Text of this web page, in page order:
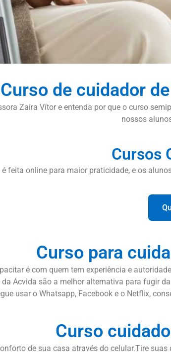
Curso de cuidador
Zaira Vítor e entenda por que o curso
nossos
Cursos
feita online para maior praticidade, e os
Curso para
é com quem tem experiência e
Acvida são a melhor alternativa para fugir
usar o Whatsapp, Facebook e o Netflix,
Curso
de sua casa através do celular.Tire